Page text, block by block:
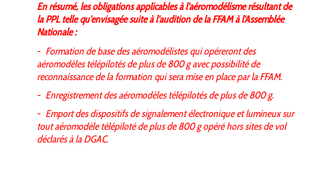
En résumé, les obligations applicables à l'aéromodélisme résultant de
la PPL telle qu'envisagée suite à l'audition de la FFAM à l'Assemblée
Nationale :
- Formation de base des aéromodélistes qui opéreront des
aéromodèles télépilotés de plus de 800 g avec possibilité de
reconnaissance de la formation qui sera mise en place par la FFAM.
- Enregistrement des aéromodèles télépilotés de plus de 800 g.
- Emport des dispositifs de signalement électronique et lumineux sur
tout aéromodèle télépiloté de plus de 800 g opéré hors sites de vol
déclarés à la DGAC.